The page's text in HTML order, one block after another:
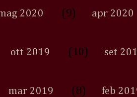
2020 (9) apr 2020
ott 2019 (10) set
mar 2019 (8) feb